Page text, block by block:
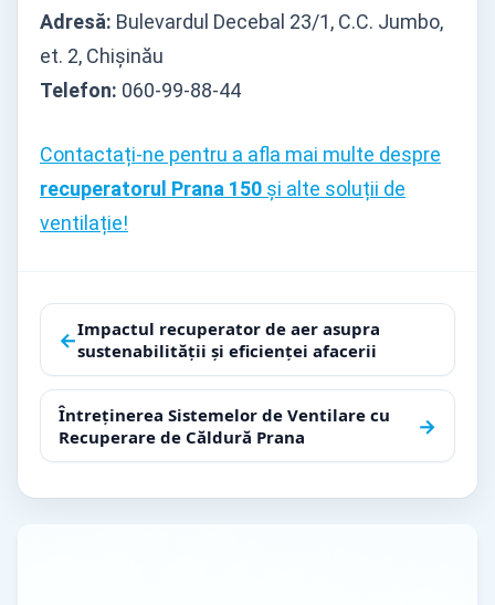
Adresă: Bulevardul Decebal 23/1, C.C. Jumbo,
et. 2, Chișinău
Telefon: 060-99-88-44
Contactați-ne pentru a afla mai multe despre
recuperatorul Prana 150 și alte soluții de
ventilație!
Navigare
în
articole
←Impactul recuperator de aer asupra
sustenabilității și eficienței afacerii
Întreținerea Sistemelor de Ventilare cu
Recuperare de Căldură Prana
→